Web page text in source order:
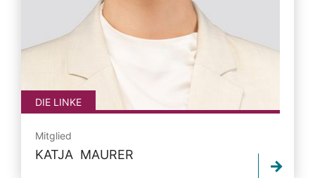
DIE LINKE
Mitglied
KATJA MAURER